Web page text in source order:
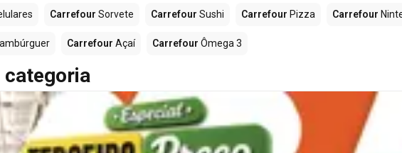
Carrefour Sorvete Carrefour Sushi Carrefour Pizza Carrefour
Carrefour Açaí Carrefour Ômega 3